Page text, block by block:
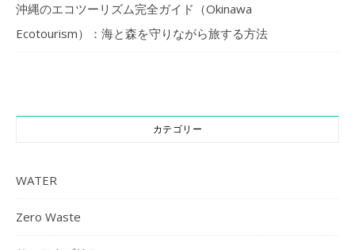
沖縄のエコツーリズム完全ガイド（Okinawa
Ecotourism）：海と森を守りながら旅する方法
カテゴリー
WATER
Zero Waste